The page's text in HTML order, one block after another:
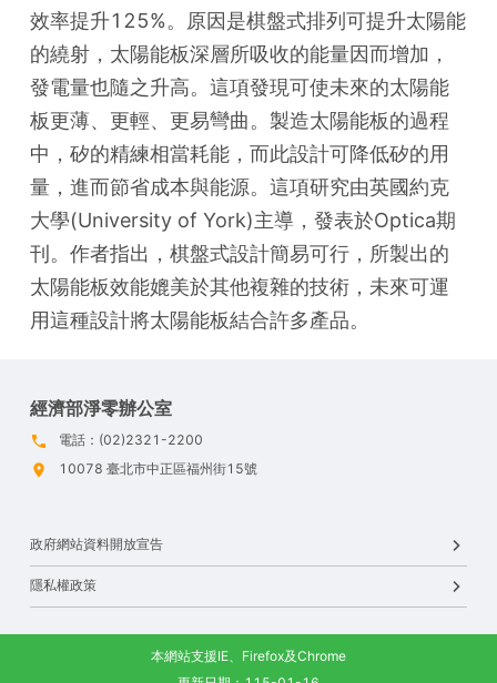
效率提升125%。原因是棋盤式排列可提升太陽能
的繞射，太陽能板深層所吸收的能量因而增加，
發電量也隨之升高。這項發現可使未來的太陽能
板更薄、更輕、更易彎曲。製造太陽能板的過程
中，矽的精練相當耗能，而此設計可降低矽的用
量，進而節省成本與能源。這項研究由英國約克
大學(University of York)主導，發表於Optica期
刊。作者指出，棋盤式設計簡易可行，所製出的
太陽能板效能媲美於其他複雜的技術，未來可運
用這種設計將太陽能板結合許多產品。
經濟部淨零辦公室
電話：(02)2321-2200
10078 臺北市中正區福州街15號
政府網站資料開放宣告
隱私權政策
本網站支援IE、Firefox及Chrome